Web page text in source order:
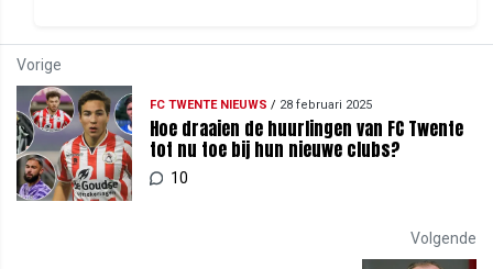
Vorige
FC TWENTE NIEUWS / 28 februari 2025
Hoe draaien de huurlingen van FC Twente
tot nu toe bij hun nieuwe clubs?
10
Volgende